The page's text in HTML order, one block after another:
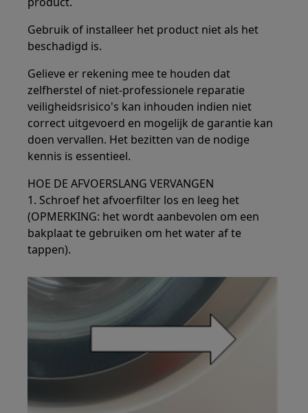
Gebruik of installeer het product niet als het
beschadigd is.
Gelieve er rekening mee te houden dat
zelfherstel of niet-professionele reparatie
veiligheidsrisico's kan inhouden indien niet
correct uitgevoerd en mogelijk de garantie kan
doen vervallen. Het bezitten van de nodige
kennis is essentieel.
HOE DE AFVOERSLANG VERVANGEN
1. Schroef het afvoerfilter los en leeg het
(OPMERKING: het wordt aanbevolen om een
bakplaat te gebruiken om het water af te
tappen).